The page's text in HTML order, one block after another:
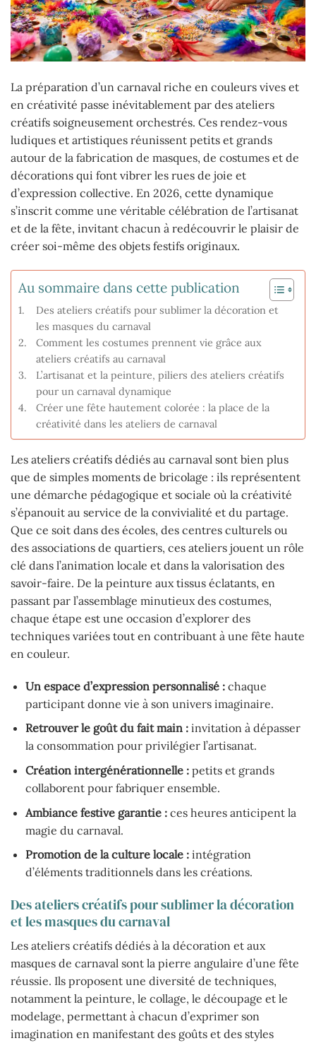
La préparation d’un carnaval riche en couleurs vives et
en créativité passe inévitablement par des ateliers
créatifs soigneusement orchestrés. Ces rendez-vous
ludiques et artistiques réunissent petits et grands
autour de la fabrication de masques, de costumes et de
décorations qui font vibrer les rues de joie et
d’expression collective. En 2026, cette dynamique
s’inscrit comme une véritable célébration de l’artisanat
et de la fête, invitant chacun à redécouvrir le plaisir de
créer soi-même des objets festifs originaux.
Au sommaire dans cette publication
Des ateliers créatifs pour sublimer la décoration et
les masques du carnaval
Comment les costumes prennent vie grâce aux
ateliers créatifs au carnaval
L’artisanat et la peinture, piliers des ateliers créatifs
pour un carnaval dynamique
Créer une fête hautement colorée : la place de la
créativité dans les ateliers de carnaval
Les ateliers créatifs dédiés au carnaval sont bien plus
que de simples moments de bricolage : ils représentent
une démarche pédagogique et sociale où la créativité
s’épanouit au service de la convivialité et du partage.
Que ce soit dans des écoles, des centres culturels ou
des associations de quartiers, ces ateliers jouent un rôle
clé dans l’animation locale et dans la valorisation des
savoir-faire. De la peinture aux tissus éclatants, en
passant par l’assemblage minutieux des costumes,
chaque étape est une occasion d’explorer des
techniques variées tout en contribuant à une fête haute
en couleur.
Un espace d’expression personnalisé :chaque
participant donne vie à son univers imaginaire.
Retrouver le goût du fait main :invitation à dépasser
la consommation pour privilégier l’artisanat.
Création intergénérationnelle :petits et grands
collaborent pour fabriquer ensemble.
Ambiance festive garantie :ces heures anticipent la
magie du carnaval.
Promotion de la culture locale :intégration
d’éléments traditionnels dans les créations.
Des ateliers créatifs pour sublimer la décoration
et les masques du carnaval
Les ateliers créatifs dédiés à la décoration et aux
masques de carnaval sont la pierre angulaire d’une fête
réussie. Ils proposent une diversité de techniques,
notamment la peinture, le collage, le découpage et le
modelage, permettant à chacun d’exprimer son
imagination en manifestant des goûts et des styles